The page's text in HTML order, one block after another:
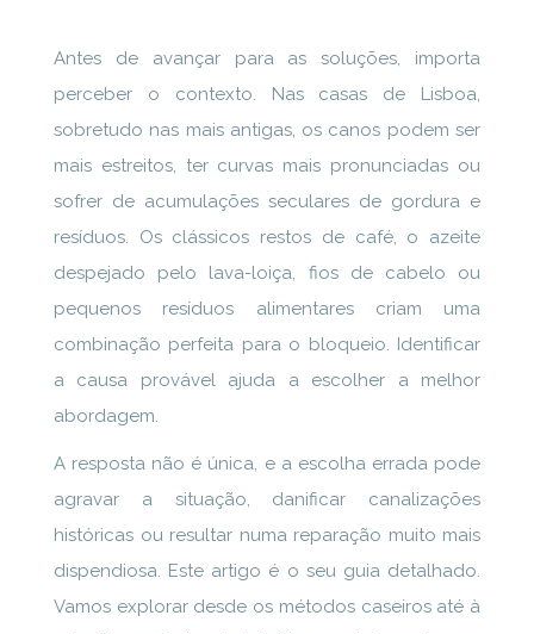
Antes de avançar para as soluções, importa
perceber o contexto. Nas casas de Lisboa,
sobretudo nas mais antigas, os canos podem ser
mais estreitos, ter curvas mais pronunciadas ou
sofrer de acumulações seculares de gordura e
resíduos. Os clássicos restos de café, o azeite
despejado pelo lava-loiça, fios de cabelo ou
pequenos resíduos alimentares criam uma
combinação perfeita para o bloqueio. Identificar
a causa provável ajuda a escolher a melhor
abordagem.
A resposta não é única, e a escolha errada pode
agravar a situação, danificar canalizações
históricas ou resultar numa reparação muito mais
dispendiosa. Este artigo é o seu guia detalhado.
Vamos explorar desde os métodos caseiros até à